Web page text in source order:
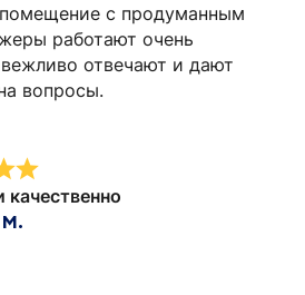
с продуманным
работают очень
отвечают и дают
вопросы.
качественно
М.